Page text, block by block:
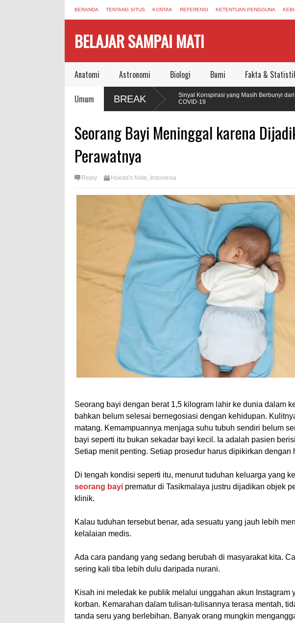
BERANDA TENTANG SITUS KONTAK REFERENSI KETENTUAN PENGGUNA
BELAJAR SAMPAI MATI
Anatomi Astronomi Biologi Bumi Fakta &
Umum BREAK
yang Mengubah Cara Manusia
Sinyal Konspirasi yang Masih Berbunyi dari Pandemi
COVID-19
Vaksin Polio
Seorang Bayi Meninggal karena
Perawatnya
Reply Hoeda's Note Indonesia
Seorang bayi dengan berat 1,5 kilogram lahir ke dunia dalam
bahkan belum selesai bernegosiasi dengan kehidupan.
matang. Kemampuannya menjaga suhu tubuh sendiri belum
bayi seperti itu bukan sekadar bayi kecil. Ia adalah pasien
Setiap menit penting. Setiap prosedur harus dipikirkan dengan
Di tengah kondisi seperti itu, menurut tuduhan keluarga yang
seorang bayi prematur di Tasikmalaya justru dijadikan objek
klinik.
Kalau tuduhan tersebut benar, ada sesuatu yang jauh lebih
kelalaian medis.
Ada cara pandang yang sedang berubah di masyarakat kita.
sering kali tiba lebih dulu daripada nurani.
Kisah ini meledak ke publik melalui unggahan akun Instagram
korban. Kemarahan dalam tulisan-tulisannya terasa mentah,
tanda seru yang berlebihan. Banyak orang mungkin